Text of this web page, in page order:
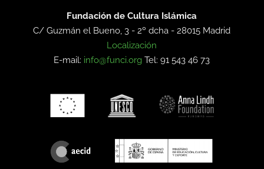
Fundación de Cultura Islámica
C/ Guzmán el Bueno, 3 - 2º dcha -28015 Madrid
Localización
E-mail: info@funci.org Tel: 91 543 46 73